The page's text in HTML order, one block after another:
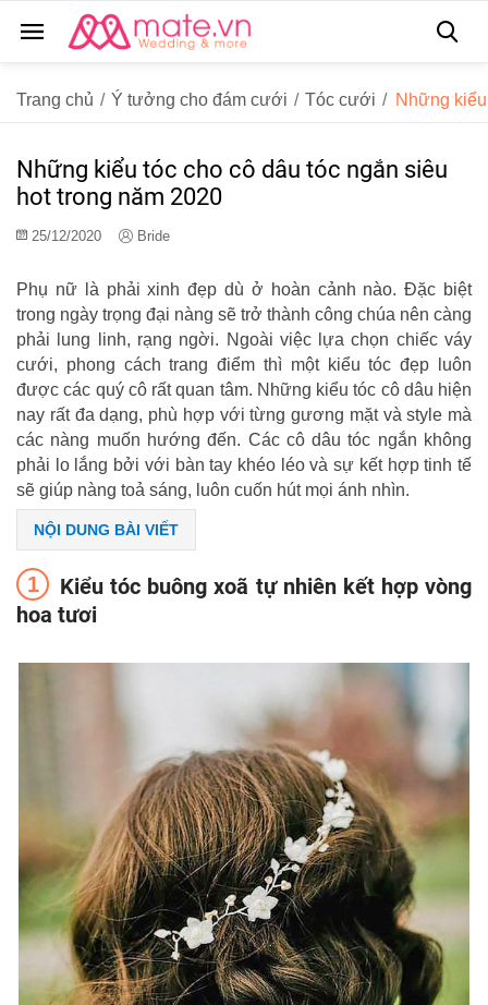
Trang chủ / Ý tưởng cho đám cưới / Tóc cưới / Những
Những kiểu tóc cho cô dâu tóc ngắn siêu
hot trong năm 2020
25/12/2020 Bride
Phụ nữ là phải xinh đẹp dù ở hoàn cảnh nào. Đặc biệt
trong ngày trọng đại nàng sẽ trở thành công chúa nên càng
phải lung linh, rạng ngời. Ngoài việc lựa chọn chiếc váy
cưới, phong cách trang điểm thì một kiểu tóc đẹp luôn
được các quý cô rất quan tâm. Những kiểu tóc cô dâu hiện
nay rất đa dạng, phù hợp với từng gương mặt và style mà
các nàng muốn hướng đến. Các cô dâu tóc ngắn không
phải lo lắng bởi với bàn tay khéo léo và sự kết hợp tinh tế
sẽ giúp nàng toả sáng, luôn cuốn hút mọi ánh nhìn.
NỘI DUNG BÀI VIẾT
Kiểu tóc buông xoã tự nhiên kết hợp vòng
hoa tươi